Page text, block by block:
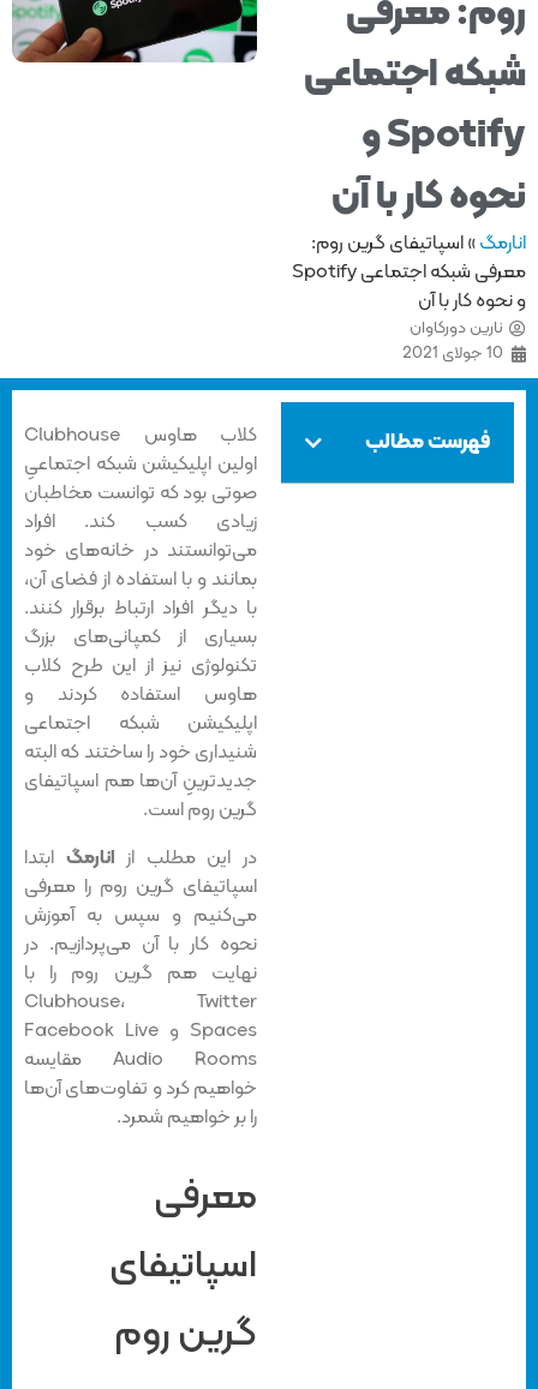
معرفی
اجتماعی
Spotify و
کار با آن
»اسپاتیفای گرین روم:
معرفی شبکه اجتماعی Spotify
کار با آن
نارین دورکاوان
10 جولای 2021
فهرست مطالب
کلاب هاوس Clubhouse
اولین اپلیکیشن شبکه اجتماعیِ
صوتی بود که توانست مخاطبان
زیادی کسب کند. افراد
می‌توانستند در خانه‌های خود
بمانند و با استفاده از فضای آن،
با دیگر افراد ارتباط برقرار کنند.
بسیاری از کمپانی‌های بزرگ
تکنولوژی نیز از این طرح کلاب
هاوس استفاده کردند و
اپلیکیشن شبکه اجتماعی
شنیداری خود را ساختند که البته
جدیدترینِ آن‌ها هم اسپاتیفای
گرین روم است.
در این مطلب ازانارمگابتدا
اسپاتیفای گرین روم را معرفی
می‌کنیم و سپس به آموزش
نحوه کار با آن می‌پردازیم. در
نهایت هم گرین روم را با
Clubhouse، Twitter
Spaces و Facebook Live
Audio Rooms مقایسه
خواهیم کرد و تفاوت‌های آن‌ها
را بر خواهیم شمرد.
معرفی
اسپاتیفای
گرین روم